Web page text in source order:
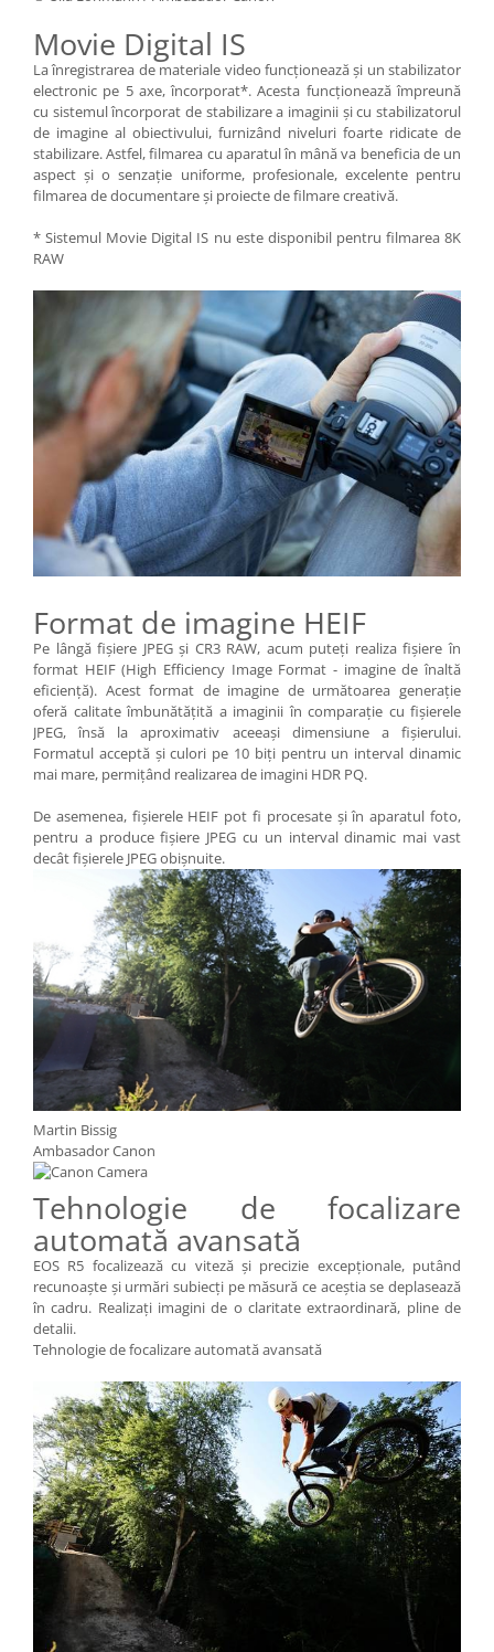
Movie Digital IS
La înregistrarea de materiale video funcţionează şi un stabilizator
electronic pe 5 axe, încorporat*. Acesta funcţionează împreună
cu sistemul încorporat de stabilizare a imaginii şi cu stabilizatorul
de imagine al obiectivului, furnizând niveluri foarte ridicate de
stabilizare. Astfel, filmarea cu aparatul în mână va beneficia de un
aspect şi o senzaţie uniforme, profesionale, excelente pentru
filmarea de documentare şi proiecte de filmare creativă.
* Sistemul Movie Digital IS nu este disponibil pentru filmarea 8K
RAW
Format de imagine HEIF
Pe lângă fişiere JPEG şi CR3 RAW, acum puteţi realiza fişiere în
format HEIF (High Efficiency Image Format - imagine de înaltă
eficienţă). Acest format de imagine de următoarea generaţie
oferă calitate îmbunătăţită a imaginii în comparaţie cu fişierele
JPEG, însă la aproximativ aceeaşi dimensiune a fişierului.
Formatul acceptă şi culori pe 10 biţi pentru un interval dinamic
mai mare, permiţând realizarea de imagini HDR PQ.
De asemenea, fişierele HEIF pot fi procesate şi în aparatul foto,
pentru a produce fişiere JPEG cu un interval dinamic mai vast
decât fişierele JPEG obişnuite.
Martin Bissig
Ambasador Canon
Tehnologie de focalizare
automată avansată
EOS R5 focalizează cu viteză şi precizie excepţionale, putând
recunoaşte şi urmări subiecţi pe măsură ce aceştia se deplasează
în cadru. Realizaţi imagini de o claritate extraordinară, pline de
detalii.
Tehnologie de focalizare automată avansată